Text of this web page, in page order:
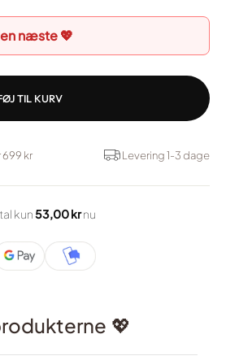
næste 💖
TIL KURV
kr Levering 1-3 dage
kun53,00 krnu
💖